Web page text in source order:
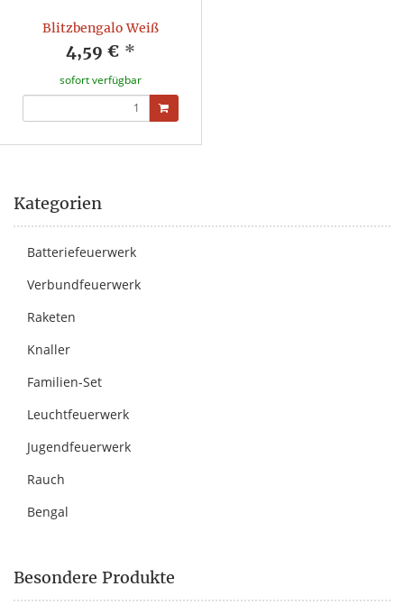
Blitzbengalo Weiß
4,59 € *
sofort verfügbar
Kategorien
Batteriefeuerwerk
Verbundfeuerwerk
Raketen
Knaller
Familien-Set
Leuchtfeuerwerk
Jugendfeuerwerk
Rauch
Bengal
Besondere Produkte